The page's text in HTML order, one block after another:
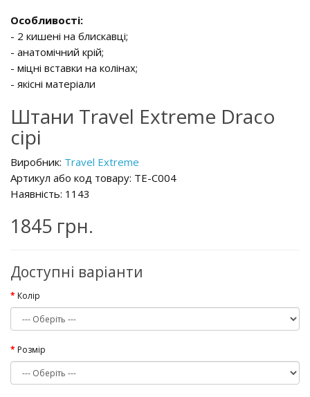
Особливості:
- 2 кишені на блискавці;
- анатомічний крій;
- міцні вставки на колінах;
- якісні матеріали
Штани Travel Extreme Draco
сірі
Виробник: Travel Extreme
Артикул або код товару: TE-C004
Наявність: 1143
1845 грн.
Доступні варіанти
Колір
Розмір